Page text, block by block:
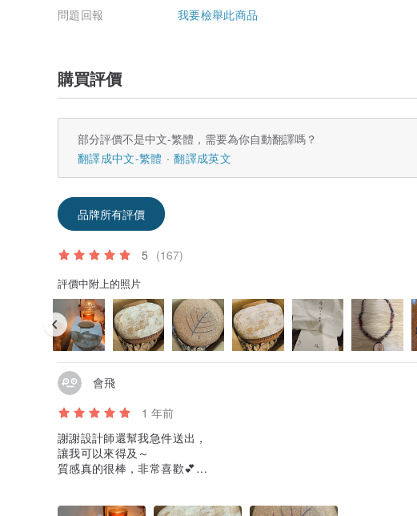
問題回報 我要檢舉此商品
購買評價
部分評價不是中文-繁體，需要為你自動翻譯嗎？
翻譯成中文-繁體
翻譯成英文
品牌所有評價
5 (167)
評價中附上的照片
會飛
1 年前
謝謝設計師還幫我急件送出，
讓我可以來得及～
質感真的很棒，非常喜歡💕